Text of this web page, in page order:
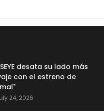
desata su lado más
con el estreno de
24, 2026